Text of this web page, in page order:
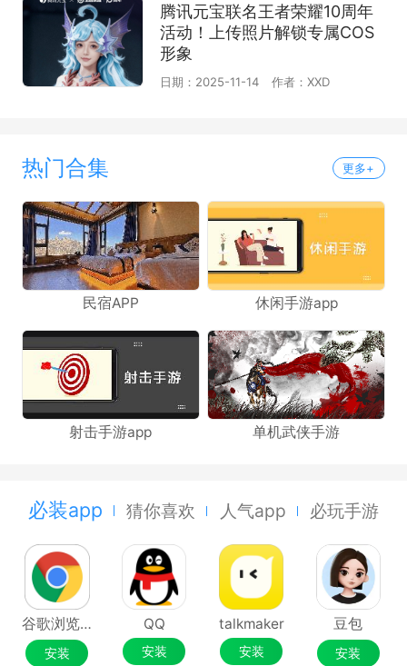
腾讯元宝联名王者荣耀10周年
活动！上传照片解锁专属COS
形象
日期：2025-11-14 作者：XXD
热门合集 更多+
民宿APP 休闲手游app
射击手游app 单机武侠手游
必装app 猜你喜欢 人气app 必玩手游
谷歌浏览器Google Chrome
安装
QQ
安装
talkmaker
安装
豆包
安装